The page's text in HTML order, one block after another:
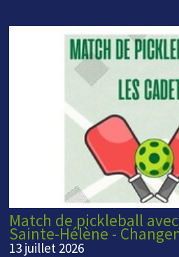
Match de pickleball
Sainte-Hélène -
13 juillet 2026